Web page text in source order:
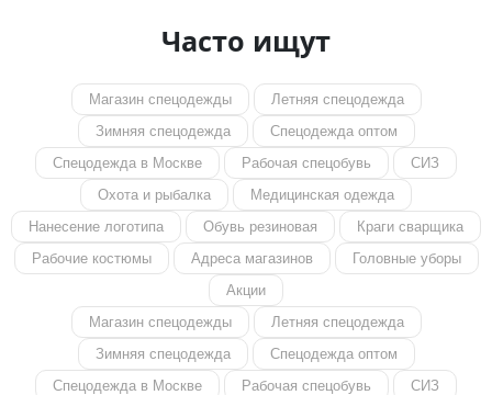
Часто ищут
Магазин спецодежды
Летняя спецодежда
Зимняя спецодежда
Спецодежда оптом
Спецодежда в Москве
Рабочая спецобувь
СИЗ
Охота и рыбалка
Медицинская одежда
Нанесение логотипа
Обувь резиновая
Краги сварщика
Рабочие костюмы
Адреса магазинов
Головные уборы
Акции
Магазин спецодежды
Летняя спецодежда
Зимняя спецодежда
Спецодежда оптом
Спецодежда в Москве
Рабочая спецобувь
СИЗ